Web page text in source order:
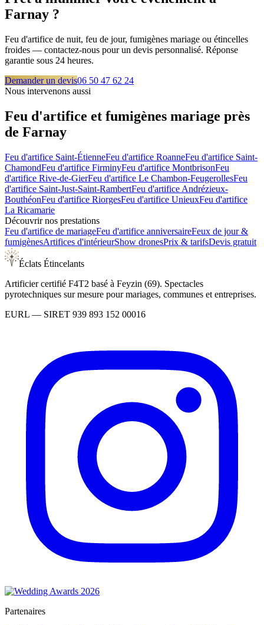
Farnay ?
Feu d'artifice de nuit, feu de jour, fumigènes mariage ou étincelles
froides — contactez-nous pour un devis personnalisé. Réponse
garantie sous 24 heures.
Demander un devis06 50 47 62 24
Nous intervenons aussi
Feu d'artifice et fumigènes mariage près
de Farnay
Feu d'artifice Saint-ÉtienneFeu d'artifice RoanneFeu d'artifice Saint-
ChamondFeu d'artifice FirminyFeu d'artifice MontbrisonFeu
d'artifice Rive-de-GierFeu d'artifice Le Chambon-FeugerollesFeu
d'artifice Saint-Just-Saint-RambertFeu d'artifice Andrézieux-
BouthéonFeu d'artifice RiorgesFeu d'artifice UnieuxFeu d'artifice
La Ricamarie
Découvrir nos prestations
Feu d'artifice de mariageFeu d'artifice anniversaireFeux de jour &
fumigènesArtifices d'intérieurShow dronesPrix & tarifsDevis gratuit
Éclats Étincelants
Artificier certifié F4T2 basé à Feyzin (69). Spectacles
pyrotechniques sur mesure pour mariages, communes et entreprises.
EURL — SIRET 939 893 152 00016
Partenaires